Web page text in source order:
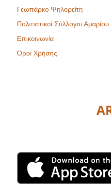
Γεωπάρκο Ψηλορείτη
Πολιτιστικοί Σύλλογοι Αμαρίου
Επικοινωνία
Όροι Χρήσης